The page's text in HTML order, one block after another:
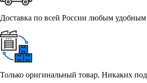
Доставка по всей России любым
Только оригинальный товар. Никаких